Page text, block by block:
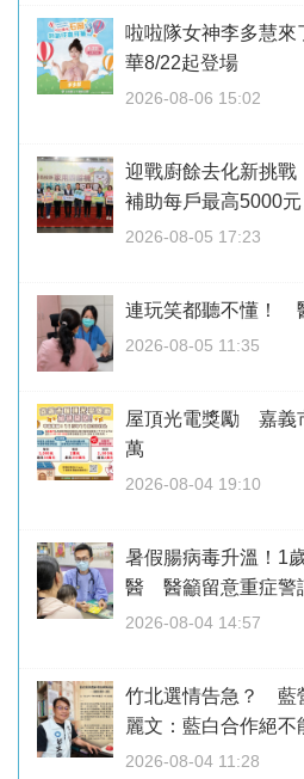
啦啦隊女神李多慧
華8/22起登場
2026-08-06 15:02
迎戰廚餘去化新挑
補助每戶最高5000
2026-08-05 17:23
連玩笑都聽不懂！
2026-08-05 11:35
屋頂光電獎勵 嘉義
萬
2026-08-04 19:10
暑假腸病毒升溫！1
醫 醫籲留意重症警
2026-08-04 14:57
竹北選情告急？ 藍
麗文：藍白合作絕不
2026-08-04 11:28